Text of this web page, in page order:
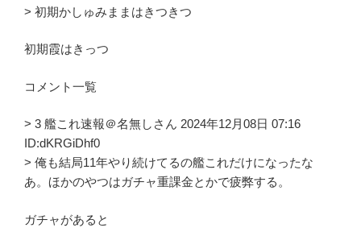
> 初期かしゅみままはきつきつ
初期霞はきっつ
コメント一覧
> 3 艦これ速報＠名無しさん 2024年12月08日 07:16
ID:dKRGiDhf0
> 俺も結局11年やり続けてるの艦これだけになったな
あ。ほかのやつはガチャ重課金とかで疲弊する。
ガチャがあると